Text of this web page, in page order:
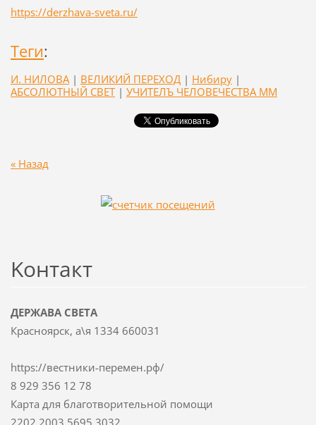
https://derzhava-sveta.ru/
Теги:
И. НИЛОВА | ВЕЛИКИЙ ПЕРЕХОД | Нибиру |
АБСОЛЮТНЫЙ СВЕТ | УЧИТЕЛЪ ЧЕЛОВЕЧЕСТВА ММ
« Назад
Koнтакт
ДЕРЖАВА СВЕТА
Красноярск, а\я 1334 660031
https://вестники-перемен.рф/
8 929 356 12 78
Карта для благотворительной помощи